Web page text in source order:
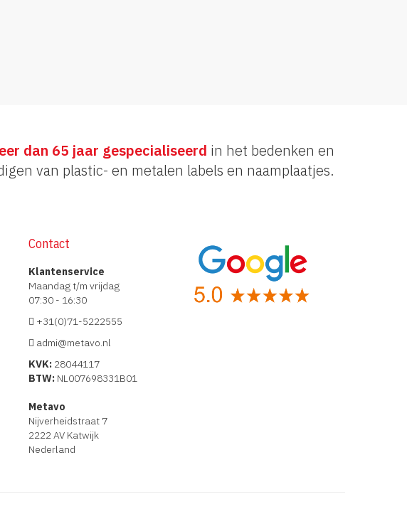
dan 65 jaar gespecialiseerd in het bedenken en
van plastic- en metalen labels en naamplaatjes.
Contact
Klantenservice
Maandag t/m vrijdag
07:30 - 16:30
+31(0)71-5222555
admi@metavo.nl
KVK: 28044117
BTW: NL007698331B01
Metavo
Nijverheidstraat 7
2222 AV Katwijk
Nederland